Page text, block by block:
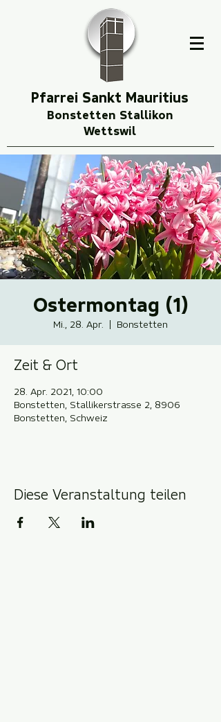
Pfarrei Sankt Mauritius
Bonstetten Stallikon
Wettswil
Ostermontag (1)
Mi., 28. Apr. Bonstetten
Zeit & Ort
28. Apr. 2021, 10:00
Bonstetten, Stallikerstrasse 2, 8906
Bonstetten, Schweiz
Diese Veranstaltung teilen